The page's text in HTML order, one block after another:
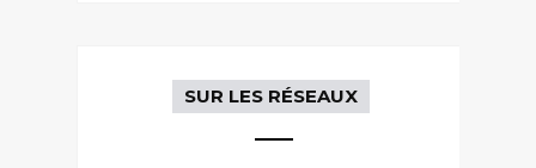
SUR LES RÉSEAUX